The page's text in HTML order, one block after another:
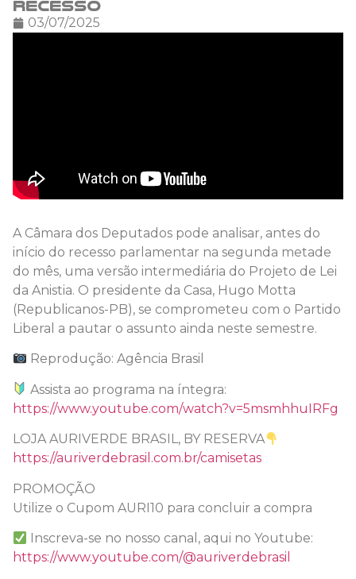
recesso
03/07/2025
A Câmara dos Deputados pode analisar, antes do
início do recesso parlamentar na segunda metade
do mês, uma versão intermediária do Projeto de Lei
da Anistia. O presidente da Casa, Hugo Motta
(Republicanos-PB), se comprometeu com o Partido
Liberal a pautar o assunto ainda neste semestre.
Reprodução: Agência Brasil
Assista ao programa na íntegra:
https://www.youtube.com/watch?v=5msmhhuIRFg
LOJA AURIVERDE BRASIL, BY RESERVA
https://auriverdebrasil.com.br/camisetas
PROMOÇÃO
Utilize o Cupom AURI10 para concluir a compra
Inscreva-se no nosso canal, aqui no Youtube:
https://www.youtube.com/@auriverdebrasil